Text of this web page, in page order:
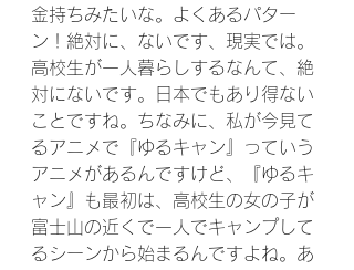
金持ちみたいな。よくあるパター
ン！絶対に、ないです、現実では。
高校生が一人暮らしするなんて、絶
対にないです。日本でもあり得ない
ことですね。ちなみに、私が今見て
るアニメで『ゆるキャン』っていう
アニメがあるんですけど、『ゆるキ
ャン』も最初は、高校生の女の子が
富士山の近くで一人でキャンプして
るシーンから始まるんですよね。あ